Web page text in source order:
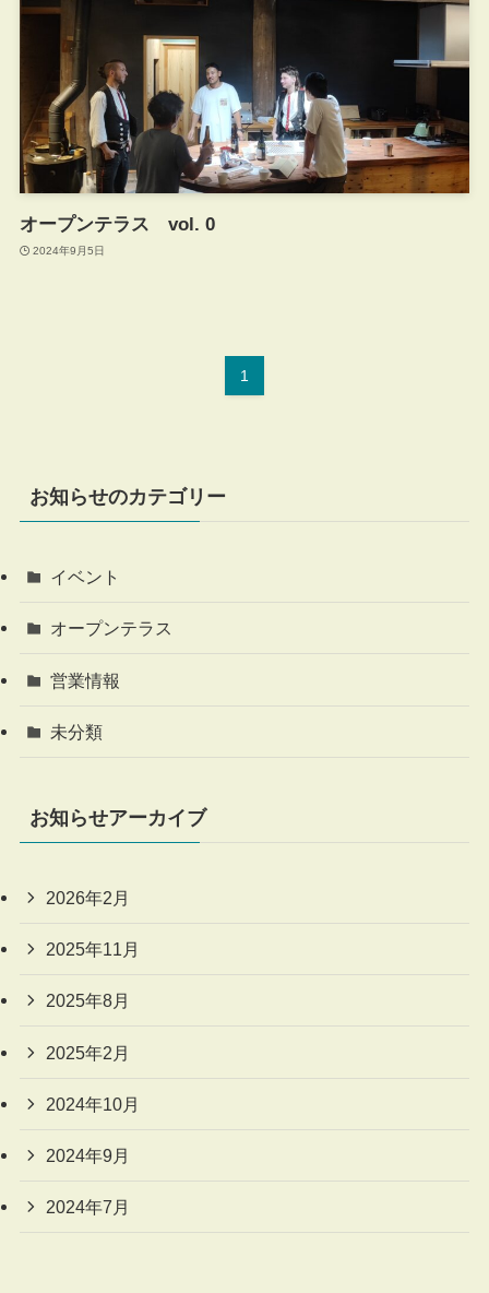
オープンテラス vol. 0
2024年9月5日
1
お知らせのカテゴリー
イベント
オープンテラス
営業情報
未分類
お知らせアーカイブ
2026年2月
2025年11月
2025年8月
2025年2月
2024年10月
2024年9月
2024年7月